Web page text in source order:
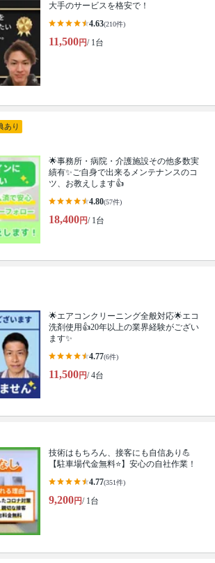
大手のサービスを格安で！
4.63(210件)
11,500円/ 1台
あり
🌟事務所・病院・介護施設その他多数実
績有✨ご自身で出来るメンテナンスのコ
ツ、お教えします👍
4.80(57件)
18,400円/ 1台
🌟エアコンクリーニング全般対応🌟エコ
洗剤使用👍20年以上の業界経験がござい
ます✨
4.77(6件)
11,500円/ 4台
技術はもちろん、接客にも自信あり💪
【駐車場代金無料⭐️】安心の自社作業！
4.77(351件)
9,200円/ 1台